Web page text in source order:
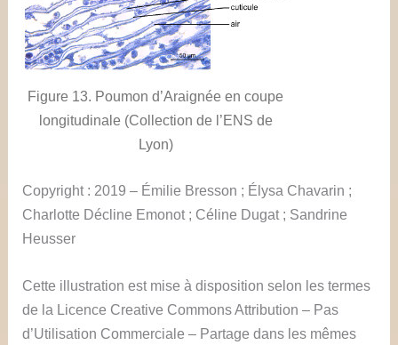
Figure 13. Poumon d’Araignée en coupe
longitudinale (Collection de l’ENS de
Lyon)
Copyright : 2019 – Émilie Bresson ; Élysa Chavarin ;
Charlotte Décline Emonot ; Céline Dugat ; Sandrine
Heusser
Cette illustration est mise à disposition selon les termes
de la Licence Creative Commons Attribution – Pas
d’Utilisation Commerciale – Partage dans les mêmes